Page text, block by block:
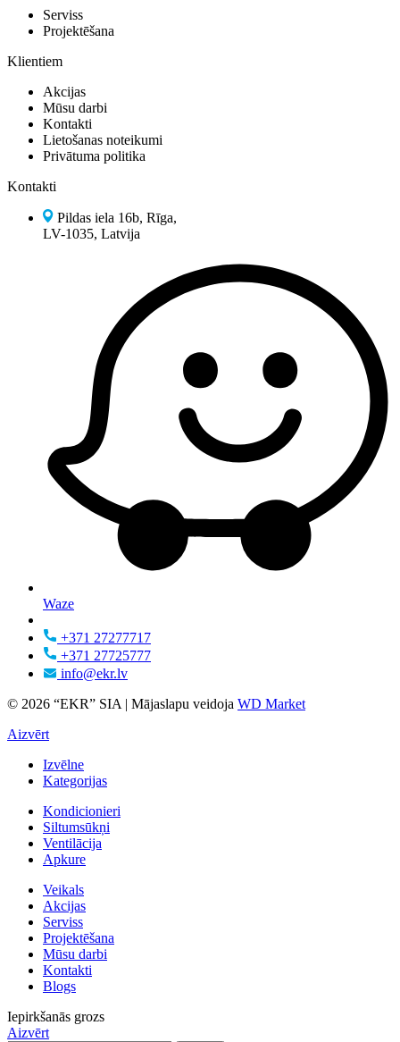
Serviss
Projektēšana
Klientiem
Akcijas
Mūsu darbi
Kontakti
Lietošanas noteikumi
Privātuma politika
Kontakti
Pildas iela 16b, Rīga,
LV-1035, Latvija
Waze
+371 27277717
+371 27725777
info@ekr.lv
© 2026 “EKR” SIA | Mājaslapu veidoja WD Market
Aizvērt
Izvēlne
Kategorijas
Kondicionieri
Siltumsūkņi
Ventilācija
Apkure
Veikals
Akcijas
Serviss
Projektēšana
Mūsu darbi
Kontakti
Blogs
Iepirkšanās grozs
Aizvērt